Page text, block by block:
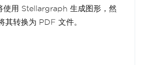
使用 Stellargraph 生成图形，然
转换为 PDF 文件。